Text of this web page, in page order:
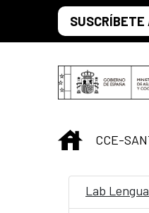
Saltar al contenidoSUSCRÍBETE
INICIO
CCE-
Lab